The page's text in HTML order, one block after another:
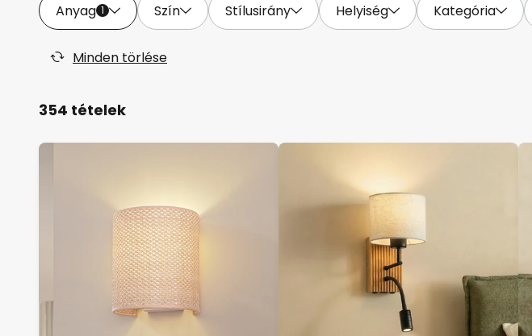
Anyag 1 Szín Stílusirány Helyiség Kategória
Minden törlése
354 tételek